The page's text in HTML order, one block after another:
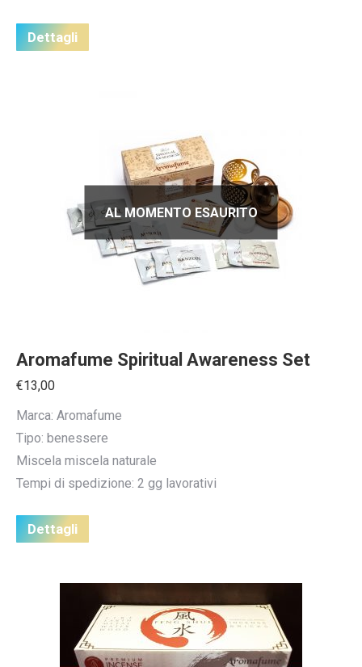
Dettagli
AL MOMENTO ESAURITO
Aromafume Spiritual Awareness Set
€13,00
Marca: Aromafume
Tipo: benessere
Miscela miscela naturale
Tempi di spedizione: 2 gg lavorativi
Dettagli